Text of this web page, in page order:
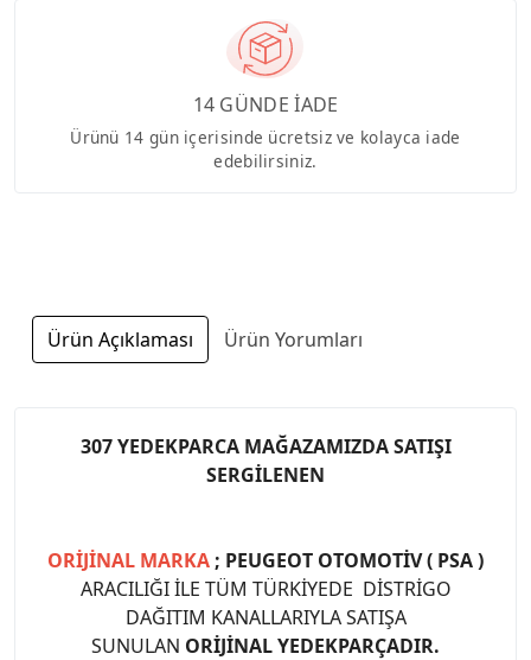
14 GÜNDE İADE
Ürünü 14 gün içerisinde ücretsiz ve kolayca iade
edebilirsiniz.
Ürün Açıklaması Ürün Yorumları
307 YEDEKPARCA MAĞAZAMIZDA SATIŞI
SERGİLENEN
ORİJİNAL MARKA ; PEUGEOT OTOMOTİV ( PSA )
ARACILIĞI İLE TÜM TÜRKİYEDE DİSTRİGO
DAĞITIM KANALLARIYLA SATIŞA
SUNULAN ORİJİNAL YEDEKPARÇADIR.